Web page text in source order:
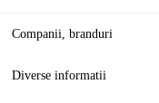
Companii, branduri
Diverse informatii